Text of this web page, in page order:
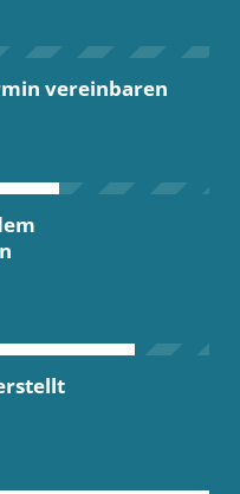
vereinbaren